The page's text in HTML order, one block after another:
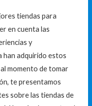
tiendas para
en cuenta las
y
han adquirido estos
momento de tomar
te presentamos
sobre las tiendas de